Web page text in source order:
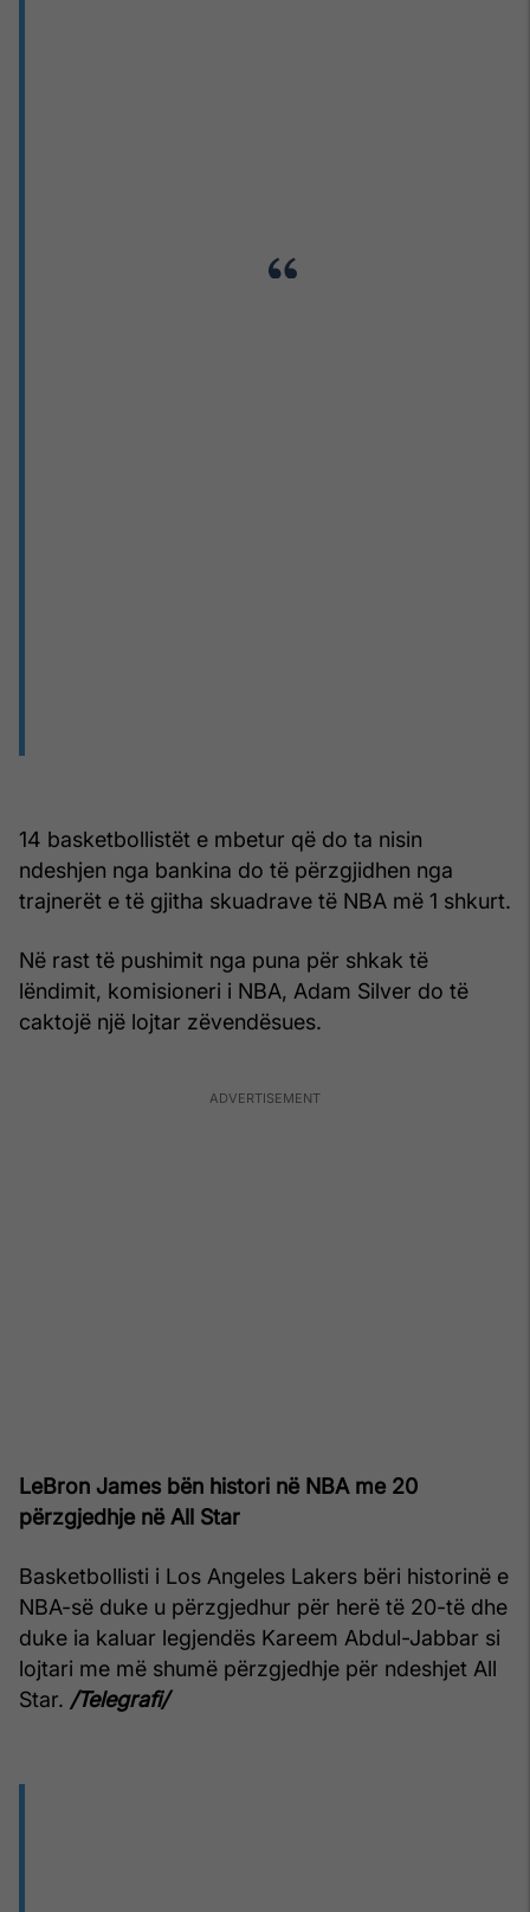
14 basketbollistët e mbetur që do ta nisin
ndeshjen nga bankina do të përzgjidhen nga
trajnerët e të gjitha skuadrave të NBA më 1 shkurt.
Në rast të pushimit nga puna për shkak të
lëndimit, komisioneri i NBA, Adam Silver do të
caktojë një lojtar zëvendësues.
LeBron James bën histori në NBA me 20
përzgjedhje në All Star
Basketbollisti i Los Angeles Lakers bëri historinë e
NBA-së duke u përzgjedhur për herë të 20-të dhe
duke ia kaluar legjendës Kareem Abdul-Jabbar si
lojtari me më shumë përzgjedhje për ndeshjet All
Star. /Telegrafi/